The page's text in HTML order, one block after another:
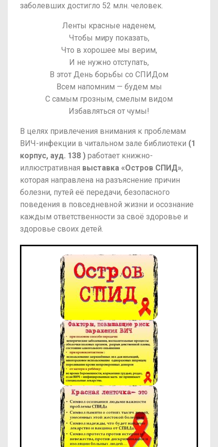
заболевших достигло 52 млн. человек.
Ленты красные наденем,
Чтобы миру показать,
Что в хорошее мы верим,
И не нужно отступать,
В этот День борьбы со СПИДом
Всем напомним — будем мы
С самым грозным, смелым видом
Избавляться от чумы!
В целях привлечения внимания к проблемам
ВИЧ-инфекции в читальном зале библиотеки (1
корпус, ауд. 138 ) работает книжно-
иллюстративная выставка «Остров СПИД»,
которая направлена на разъяснение причин
болезни, путей её передачи, безопасного
поведения в повседневной жизни и осознание
каждым ответственности за своё здоровье и
здоровье своих детей.